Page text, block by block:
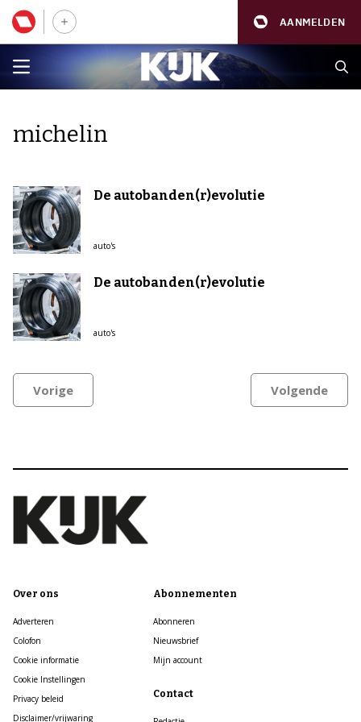
AANMELDEN
michelin
De autobanden(r)evolutie
auto's
De autobanden(r)evolutie
auto's
Vorige Volgende
Over ons
Adverteren
Colofon
Cookie informatie
Cookie Instellingen
Privacy beleid
Disclaimer/vrijwaring
Abonnementen
Abonneren
Nieuwsbrief
Mijn account
Contact